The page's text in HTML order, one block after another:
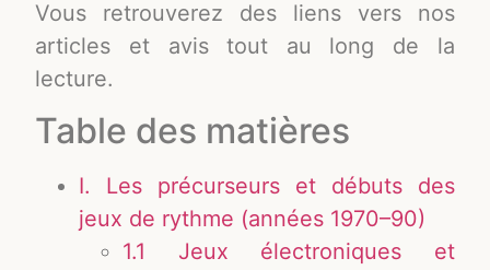
Vous retrouverez des liens vers nos
articles et avis tout au long de la
lecture.
Table des matières
I. Les précurseurs et débuts des
jeux de rythme (années 1970–90)
1.1 Jeux électroniques et